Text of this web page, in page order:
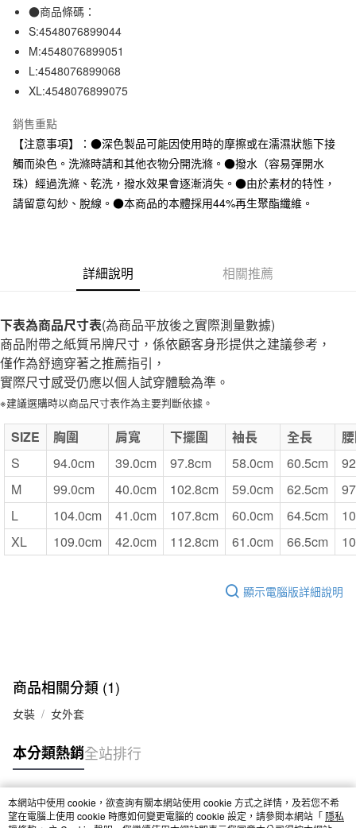
臺灣中小企業銀行
匯豐（台灣）商業銀行
聯邦商業銀行
元大商業銀行
玉山商業銀行
台灣樂天信用卡公司
Apple Pay
街口支付
悠遊付
全家取貨付款
每筆NT$65，滿NT$1,000(含以上)免運費
付款後全家取貨
每筆NT$65，滿NT$1,000(含以上)免運費
每筆NT$65，滿NT$1,000(含以上)免運費
付款後7-11取貨
宅配
每筆NT$150，滿NT$2,000(含以上)免運費
無印良品門市自取
●商品條碼：
S:4548076899044
M:4548076899051
L:4548076899068
XL:4548076899075
銷售重點
【注意事項】：●深色製品可能因使用時的摩擦或在濡濕狀態下接
觸而染色。洗滌時請和其他衣物分開洗滌。●撥水（容易彈開水
珠）經過洗滌、乾洗，撥水效果會逐漸消失。●由於素材的特性，
請留意勾紗、脫線。●本商品的本體採用44%再生聚酯纖維。
詳細說明 相關推薦
下表為商品尺寸表(為商品平放後之實際測量數據)
商品附帶之紙質吊牌尺寸，係依顧客身形提供之建議參考，
僅作為舒適穿著之推薦指引，
實際尺寸感受仍應以個人試穿體驗為準。
※建議選購時以商品尺寸表作為主要判斷依據。
SIZE 胸圍 肩寬 下擺圍 袖長 全長
S
94.0cm 39.0cm 97.8cm 58.0cm 60.5cm
M
99.0cm 40.0cm 102.8cm 59.0cm 62.5cm
L
104.0cm 41.0cm 107.8cm 60.0cm 64.5cm
XL
109.0cm 42.0cm 112.8cm 61.0cm 66.5cm
顯示電腦版詳細說明
商品相關分類 (1)
女裝 女外套
本分類熱銷全站排行
熱門標籤
本網站中使用 cookie，欲查詢有關本網站使用 cookie 方式之詳情，及若您不希
望在電腦上使用 cookie 時應如何變更電腦的 cookie 設定，請參閱本網站「 隱私